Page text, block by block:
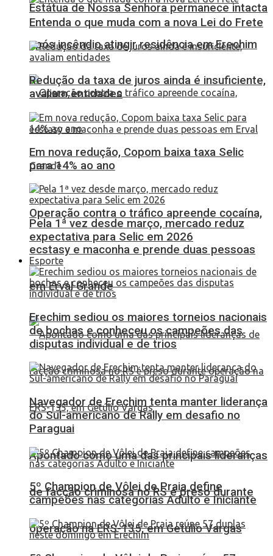
Estátua de Nossa Senhora permanece intacta
após incêndio atingir residência em Erechim
Operação contra o tráfico apreende cocaína,
ecstasy e maconha e prende duas pessoas
em Erval Grande
Apontado como uma das principais lideranças
de facção criminosa no RS é preso durante
operação na ERS-135, em Getúlio Vargas
Entenda o que muda com a nova Lei do Frete
Redução da taxa de juros ainda é insuficiente,
avaliam entidades
Em nova redução, Copom baixa taxa Selic
para 14% ao ano
Pela 1ª vez desde março, mercado reduz
expectativa para Selic em 2026
Esporte
Erechim sediou os maiores torneios nacionais
de bochas e conheceu os campeões das
disputas individual e de trios
Navegador de Erechim tenta manter liderança
do Sul-americano de Rally em desafio no
Paraguai
5º Champion de Vôlei de Praia define
campeões nas categorias Adulto e Iniciante